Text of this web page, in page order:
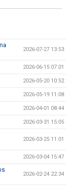
2026-07-27 13:53
2026-06-15 07:01
2026-05-20 10:52
2026-05-19 11:08
2026-04-01 08:44
2026-03-31 15:05
2026-03-25 11:01
2026-03-04 15:47
2026-02-24 22:34